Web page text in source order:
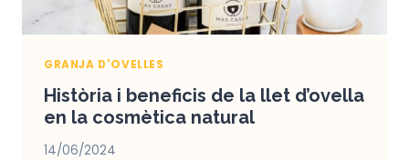
GRANJA D'OVELLES
Història i beneficis de la llet d’ovella
en la cosmètica natural
14/06/2024